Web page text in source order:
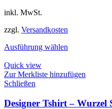
inkl. MwSt.
zzgl. Versandkosten
Ausführung wählen
Quick view
Zur Merkliste hinzufügen
Schließen
Designer Tshirt – Wurzel